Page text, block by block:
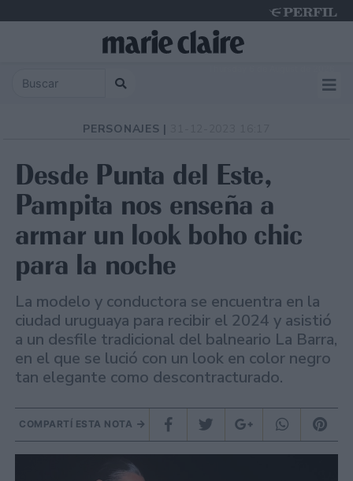
PERSONAJES |
Desde Punta del Este,
Pampita nos enseña a
armar un look boho chic
para la noche
La modelo y conductora se encuentra en la
ciudad uruguaya para recibir el 2024 y asistió
a un desfile tradicional del balneario La Barra,
en el que se lució con un look en color negro
tan elegante como descontracturado.
COMPARTÍ ESTA NOTA